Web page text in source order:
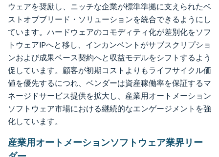
ウェアを奨励し、ニッチな企業が標準準拠に支えられたベ
ストオブブリード・ソリューションを統合できるようにし
ています。ハードウェアのコモディティ化が差別化をソフ
トウェアIPへと移し、インカンベントがサブスクリプショ
ンおよび成果ベース契約へと収益モデルをシフトするよう
促しています。顧客が初期コストよりもライフサイクル価
値を優先するにつれ、ベンダーは資産稼働率を保証するマ
ネージドサービス提供を拡大し、産業用オートメーション
ソフトウェア市場における継続的なエンゲージメントを強
化しています。
産業用オートメーションソフトウェア業界リー